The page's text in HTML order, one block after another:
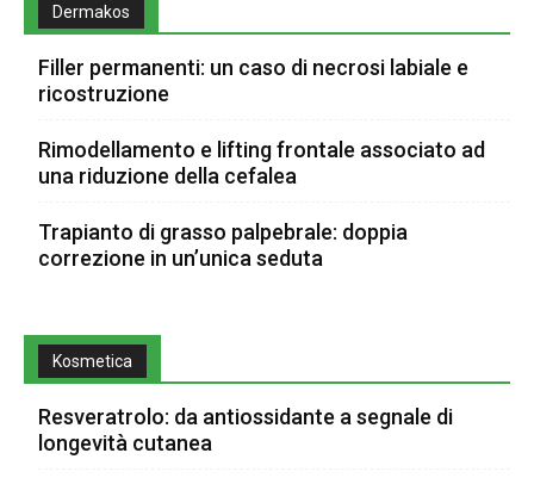
Dermakos
Filler permanenti: un caso di necrosi labiale e
ricostruzione
Rimodellamento e lifting frontale associato ad
una riduzione della cefalea
Trapianto di grasso palpebrale: doppia
correzione in un’unica seduta
Kosmetica
Resveratrolo: da antiossidante a segnale di
longevità cutanea